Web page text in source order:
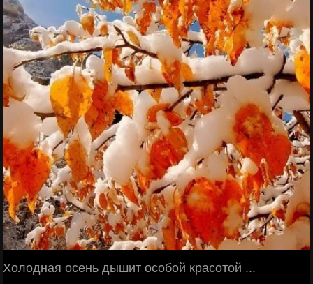
Холодная осень дышит особой красотой ...